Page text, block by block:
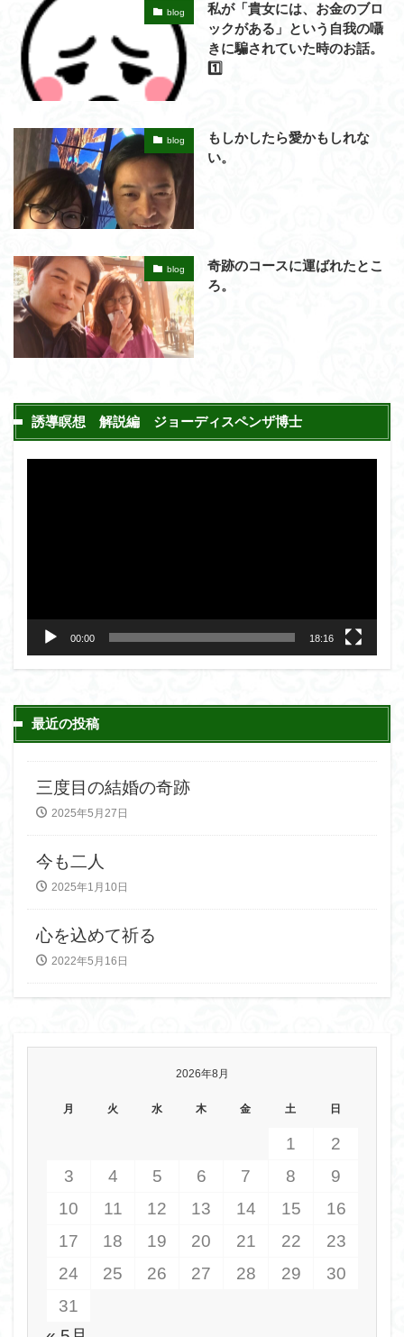
blog
私が「貴女には、お金のブロ
ックがある」という自我の囁
きに騙されていた時のお話。
1️⃣
blog
もしかしたら愛かもしれな
い。
blog
奇跡のコースに運ばれたとこ
ろ。
誘導瞑想 解説編 ジョーディスペンザ博士
00:00 18:16
最近の投稿
三度目の結婚の奇跡
2025年5月27日
今も二人
2025年1月10日
心を込めて祈る
2022年5月16日
2026年8月
月 火 水 木 金 土 日
1
2
3
4 5 6 7 8
9
10
11 12 13 14 15
16
17
18 19 20 21 22
23
24
25 26 27 28 29
30
31